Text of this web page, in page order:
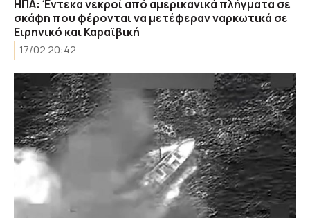
ΗΠΑ: Έντεκα νεκροί από αμερικανικά πλήγματα σε
σκάφη που φέρονται να μετέφεραν ναρκωτικά σε
Ειρηνικό και Καραϊβική
17/02 20:42